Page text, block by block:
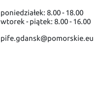
poniedziałek: 8.00 - 18.00
wtorek - piątek: 8.00 - 16.00
pife.gdansk@pomorskie.eu